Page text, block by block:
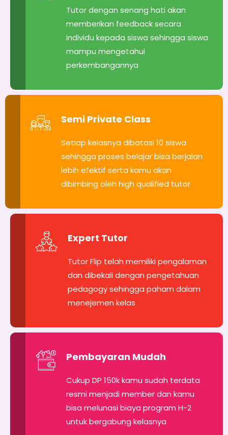
Tutor dengan senang hati akan
memberikan feedback secara
individu kepada siswa sehingga siswa
mampu mengetahui
perkembangannya
Semi Private Class
Setiap kelasnya dibatasi 10 siswa
sehingga proses belajar bisa berjalan
lebih efektif serta kamu akan
dibimbing oleh high qualified tutor
Expert Tutor
Tutor Flip telah memiliki pengalaman
dan dibekali dengan pengetahuan
pedagogy sehingga paham dalam
menejemen kelas
Pembayaran Mudah
Cukup DP 150k kamu sudah terdata
resmi menjadi member dan kamu
bisa melunasi biaya program H-2
untuk bergabung kelasnya